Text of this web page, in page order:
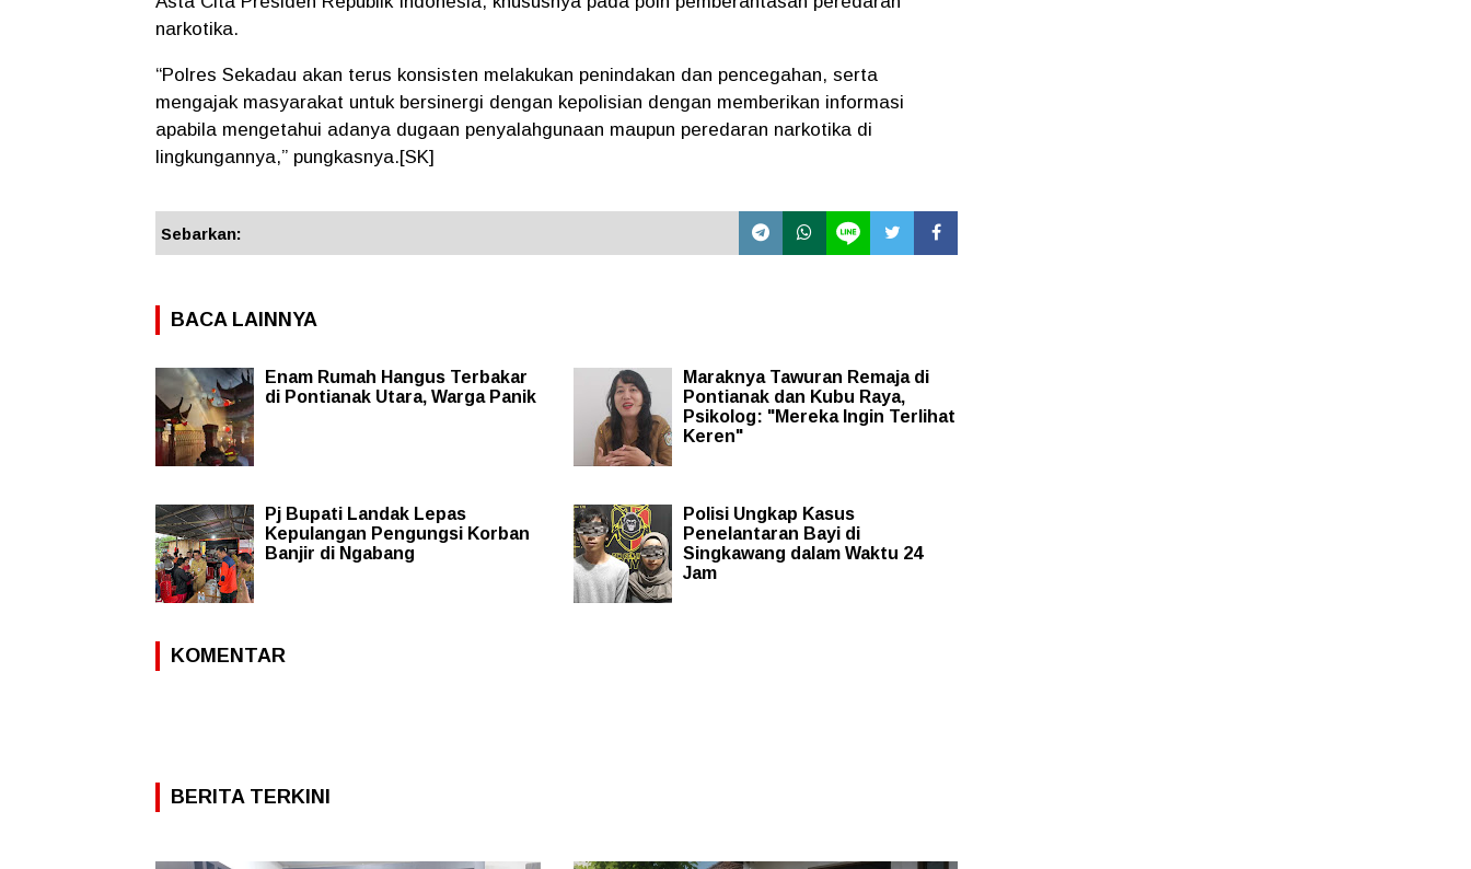
narkotika.
“Polres Sekadau akan terus konsisten melakukan penindakan dan pencegahan, serta
mengajak masyarakat untuk bersinergi dengan kepolisian dengan memberikan informasi
apabila mengetahui adanya dugaan penyalahgunaan maupun peredaran narkotika di
lingkungannya,” pungkasnya.[SK]
Sebarkan:
BACA LAINNYA
Enam Rumah Hangus Terbakar
di Pontianak Utara, Warga Panik
Maraknya Tawuran Remaja di
Pontianak dan Kubu Raya,
Psikolog: "Mereka Ingin Terlihat
Keren"
Pj Bupati Landak Lepas
Kepulangan Pengungsi Korban
Banjir di Ngabang
Polisi Ungkap Kasus
Penelantaran Bayi di
Singkawang dalam Waktu 24
Jam
KOMENTAR
BERITA TERKINI